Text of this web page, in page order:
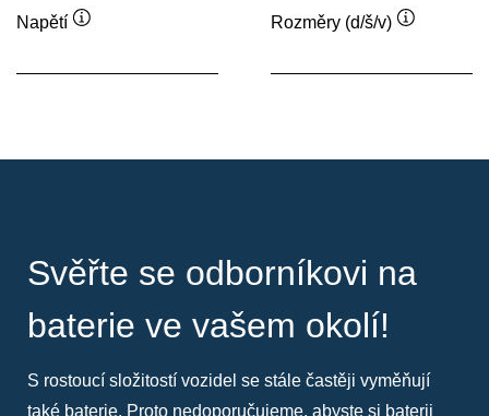
Napětí
Rozměry (d/š/v)
Svěřte se odborníkovi na
baterie ve vašem okolí!
S rostoucí složitostí vozidel se stále častěji vyměňují
také baterie. Proto nedoporučujeme, abyste si baterii